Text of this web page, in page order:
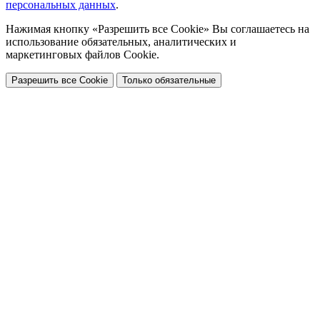
персональных данных.
Нажимая кнопку «Разрешить все Cookie» Вы соглашаетесь на
использование обязательных, аналитических и
маркетинговых файлов Cookie.
Разрешить все Cookie Только обязательные